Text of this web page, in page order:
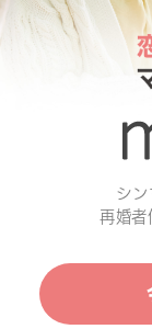
シン
再婚者